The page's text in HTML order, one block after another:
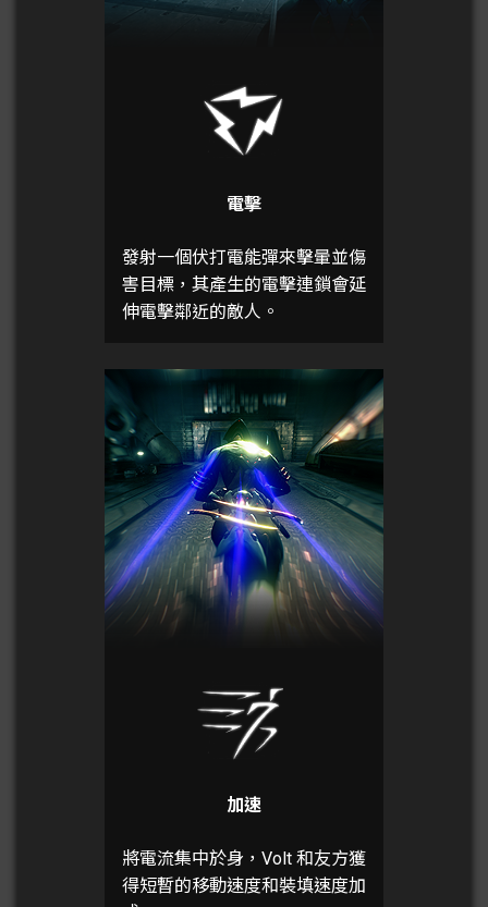
電擊
發射一個伏打電能彈來擊暈並傷
害目標，其產生的電擊連鎖會延
伸電擊鄰近的敵人。
加速
將電流集中於身，Volt 和友方獲
得短暫的移動速度和裝填速度加